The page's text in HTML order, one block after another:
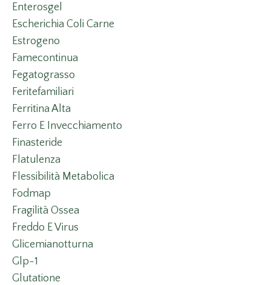
Enterosgel
Escherichia Coli Carne
Estrogeno
Famecontinua
Fegatograsso
Feritefamiliari
Ferritina Alta
Ferro E Invecchiamento
Finasteride
Flatulenza
Flessibilità Metabolica
Fodmap
Fragilità Ossea
Freddo E Virus
Glicemianotturna
Glp-1
Glutatione